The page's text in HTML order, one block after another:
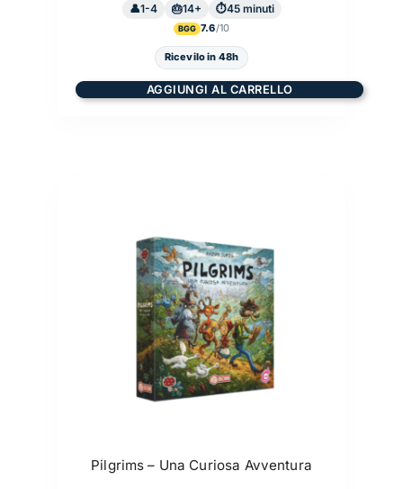
1-4 14+ 45 minuti
BGG 7.6
Ricevilo in 48h
AGGIUNGI AL CARRELLO
Pilgrims – Una Curiosa Avventura